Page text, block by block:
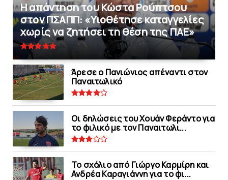
Η απάντηση του Κώστα Ρούπτσου
στον ΠΣΑΠΠ: «Υιοθέτησε καταγγελίες
χωρίς να ζητήσει τη θέση της ΠAΕ»
Άρεσε ο Πανιώνιος απέναντι στoν
Παναιτωλικό
Οι δηλώσεις του Χουάν Φεράντο για
το φιλικό με τoν Παναιτωλι...
Το σχόλιο από Γιώργο Καρμίρη και
Ανδρέα Καραγιάννη για το φι...